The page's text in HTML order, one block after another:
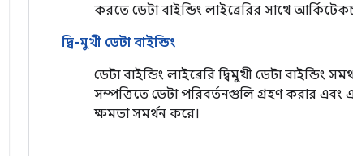
করতে ডেটা বাইন্ডিং লাইব্রেরির সাথে
দ্বি-মুখী ডেটা বাইন্ডিং
ডেটা বাইন্ডিং লাইব্রেরি দ্বিমুখী ডেটা
সম্পত্তিতে ডেটা পরিবর্তনগুলি গ্রহণ করার
ক্ষমতা সমর্থন করে।